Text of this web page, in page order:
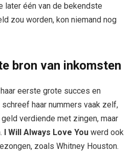
later één van de bekendste
zou worden, kon niemand nog
bron van inkomsten
eerste grote succes en
haar nummers vaak zelf,
verdiende met zingen, maar
I Will Always Love You werd ook
zoals Whitney Houston.